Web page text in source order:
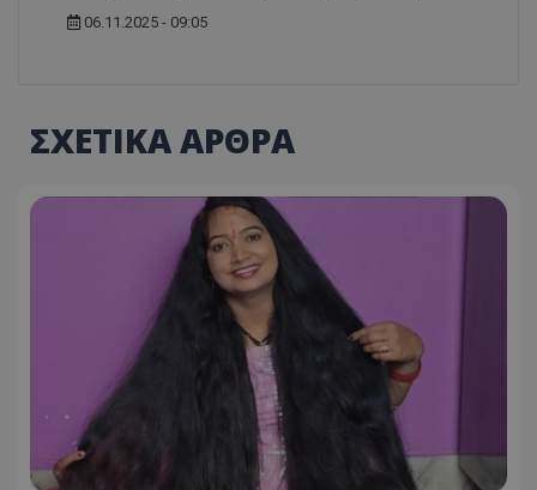
06.11.2025 - 09:05
ΣΧΕΤΙΚΑ ΑΡΘΡΑ